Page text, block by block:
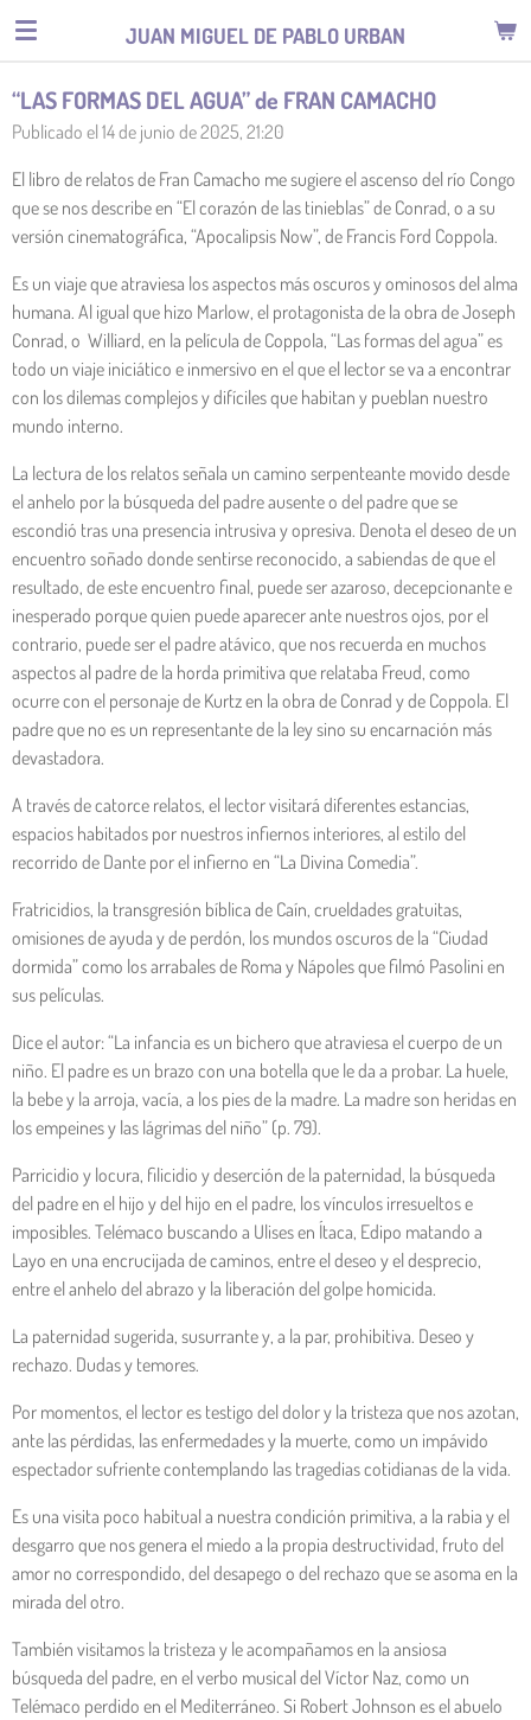
Ir
principal
JUAN MIGUEL DE PABLO URBAN
“LAS FORMAS DEL AGUA” de FRAN CAMACHO
Publicado el 14 de junio de 2025, 21:20
El libro de relatos de Fran Camacho me sugiere el ascenso del río Congo
que se nos describe en “El corazón de las tinieblas” de Conrad, o a su
versión cinematográfica, “Apocalipsis Now”, de Francis Ford Coppola.
Es un viaje que atraviesa los aspectos más oscuros y ominosos del alma
humana. Al igual que hizo Marlow, el protagonista de la obra de Joseph
Conrad, o Williard, en la película de Coppola, “Las formas del agua” es
todo un viaje iniciático e inmersivo en el que el lector se va a encontrar
con los dilemas complejos y difíciles que habitan y pueblan nuestro
mundo interno.
La lectura de los relatos señala un camino serpenteante movido desde
el anhelo por la búsqueda del padre ausente o del padre que se
escondió tras una presencia intrusiva y opresiva. Denota el deseo de un
encuentro soñado donde sentirse reconocido, a sabiendas de que el
resultado, de este encuentro final, puede ser azaroso, decepcionante e
inesperado porque quien puede aparecer ante nuestros ojos, por el
contrario, puede ser el padre atávico, que nos recuerda en muchos
aspectos al padre de la horda primitiva que relataba Freud, como
ocurre con el personaje de Kurtz en la obra de Conrad y de Coppola. El
padre que no es un representante de la ley sino su encarnación más
devastadora.
A través de catorce relatos, el lector visitará diferentes estancias,
espacios habitados por nuestros infiernos interiores, al estilo del
recorrido de Dante por el infierno en “La Divina Comedia”.
Fratricidios, la transgresión bíblica de Caín, crueldades gratuitas,
omisiones de ayuda y de perdón, los mundos oscuros de la “Ciudad
dormida” como los arrabales de Roma y Nápoles que filmó Pasolini en
sus películas.
Dice el autor: “La infancia es un bichero que atraviesa el cuerpo de un
niño. El padre es un brazo con una botella que le da a probar. La huele,
la bebe y la arroja, vacía, a los pies de la madre. La madre son heridas en
los empeines y las lágrimas del niño” (p. 79).
Parricidio y locura, filicidio y deserción de la paternidad, la búsqueda
del padre en el hijo y del hijo en el padre, los vínculos irresueltos e
imposibles. Telémaco buscando a Ulises en Ítaca, Edipo matando a
Layo en una encrucijada de caminos, entre el deseo y el desprecio,
entre el anhelo del abrazo y la liberación del golpe homicida.
La paternidad sugerida, susurrante y, a la par, prohibitiva. Deseo y
rechazo. Dudas y temores.
Por momentos, el lector es testigo del dolor y la tristeza que nos azotan,
ante las pérdidas, las enfermedades y la muerte, como un impávido
espectador sufriente contemplando las tragedias cotidianas de la vida.
Es una visita poco habitual a nuestra condición primitiva, a la rabia y el
desgarro que nos genera el miedo a la propia destructividad, fruto del
amor no correspondido, del desapego o del rechazo que se asoma en la
mirada del otro.
También visitamos la tristeza y le acompañamos en la ansiosa
búsqueda del padre, en el verbo musical del Víctor Naz, como un
Telémaco perdido en el Mediterráneo. Si Robert Johnson es el abuelo